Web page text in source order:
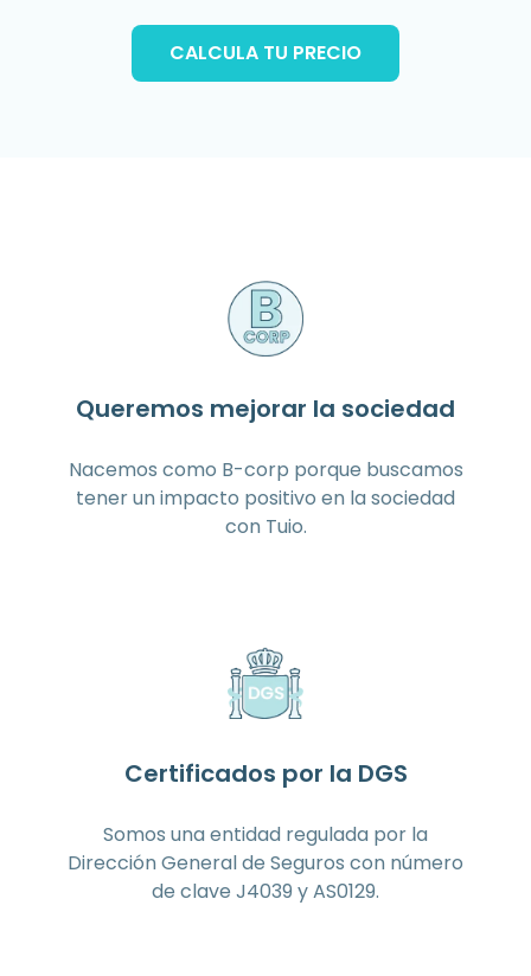
CALCULA TU PRECIO
Queremos mejorar la sociedad
Nacemos como B-corp porque buscamos
tener un impacto positivo en la sociedad
con Tuio.
Certificados por la DGS
Somos una entidad regulada por la
Dirección General de Seguros con número
de clave J4039 y AS0129.